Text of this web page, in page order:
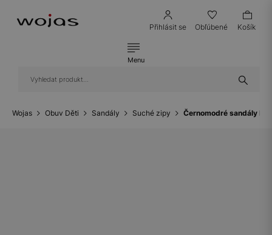
Přihlásit se Obľúbené Košík
Menu
Wojas Obuv Děti Sandály Suché zipy Černomodré sandály